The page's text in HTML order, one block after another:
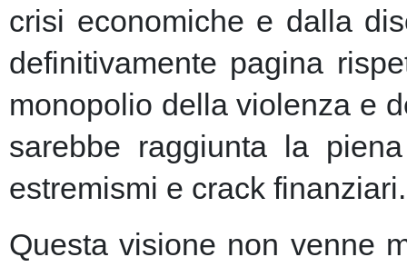
crisi economiche e dalla
definitivamente pagina
monopolio della violenza e
sarebbe raggiunta la
estremismi e crack finanziari.
Questa visione non venne